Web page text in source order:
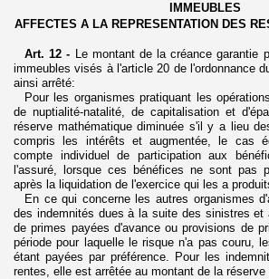
IMMEUBLES
AFFECTES A LA REPRESENTATION DES
Art. 12 - Le montant de la créance garantie
immeubles visés à l'article 20 de l'ordonnance
ainsi arrêté:
Pour les organismes pratiquant les
de nuptialité-natalité, de capitalisation et
réserve mathématique diminuée s'il y a lieu
compris les intérêts et augmentée, le cas
compte individuel de participation aux
l'assuré, lorsque ces bénéfices ne sont pas
après la liquidation de l'exercice qui les a
En ce qui concerne les autres organismes
des indemnités dues à la suite des sinistres et
de primes payées d'avance ou provisions de
période pour laquelle le risque n'a pas couru,
étant payées par préférence. Pour les
rentes, elle est arrêtée au montant de la réserve